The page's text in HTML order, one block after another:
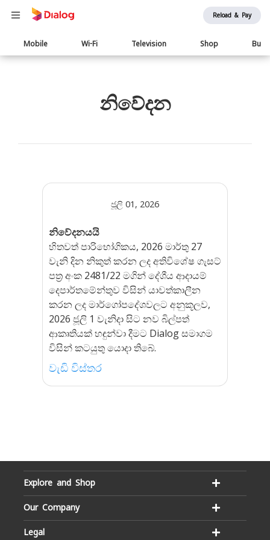
Reload & Pay
Main
navigation
Mobile Wi-Fi Television Shop
නිවේදන
ජූලි 01, 2026
නිවේදනයයි
හිතවත් පාරිභෝගිකය, 2026 මාර්තු 27
වැනි දින නිකුත් කරන ලද අතිවිශේෂ ගැසට්
පත්‍ර අංක 2481/22 මගින් දේශීය ආදායම්
දෙපාර්තමේන්තුව විසින් යාවත්කාලීන
කරන ලද මාර්ගෝපදේශවලට අනුකූලව,
2026 ජූලි 1 වැනිදා සිට නව බිල්පත්
ආකෘතියක් හඳුන්වා දීමට Dialog සමාගම
විසින් කටයුතු යොදා තිබේ.
වැඩි විස්තර
Explore and Shop
Our Company
Legal